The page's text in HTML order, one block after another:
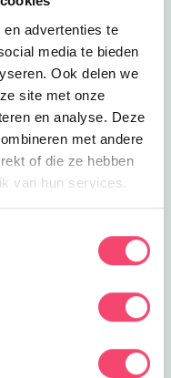
advertenties te
media te bieden
Ook delen we
site met onze
en analyse. Deze
met andere
of die ze hebben
van hun services.
om samen op pad te
vind je volop leuke
en